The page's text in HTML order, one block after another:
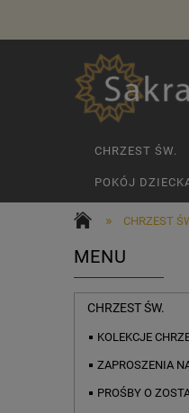
CHRZEST ŚW.
POKÓJ
» CHRZEST
MENU
CHRZEST ŚW.
KOLEKCJE
ZAPROSZENIA
PROŚBY O